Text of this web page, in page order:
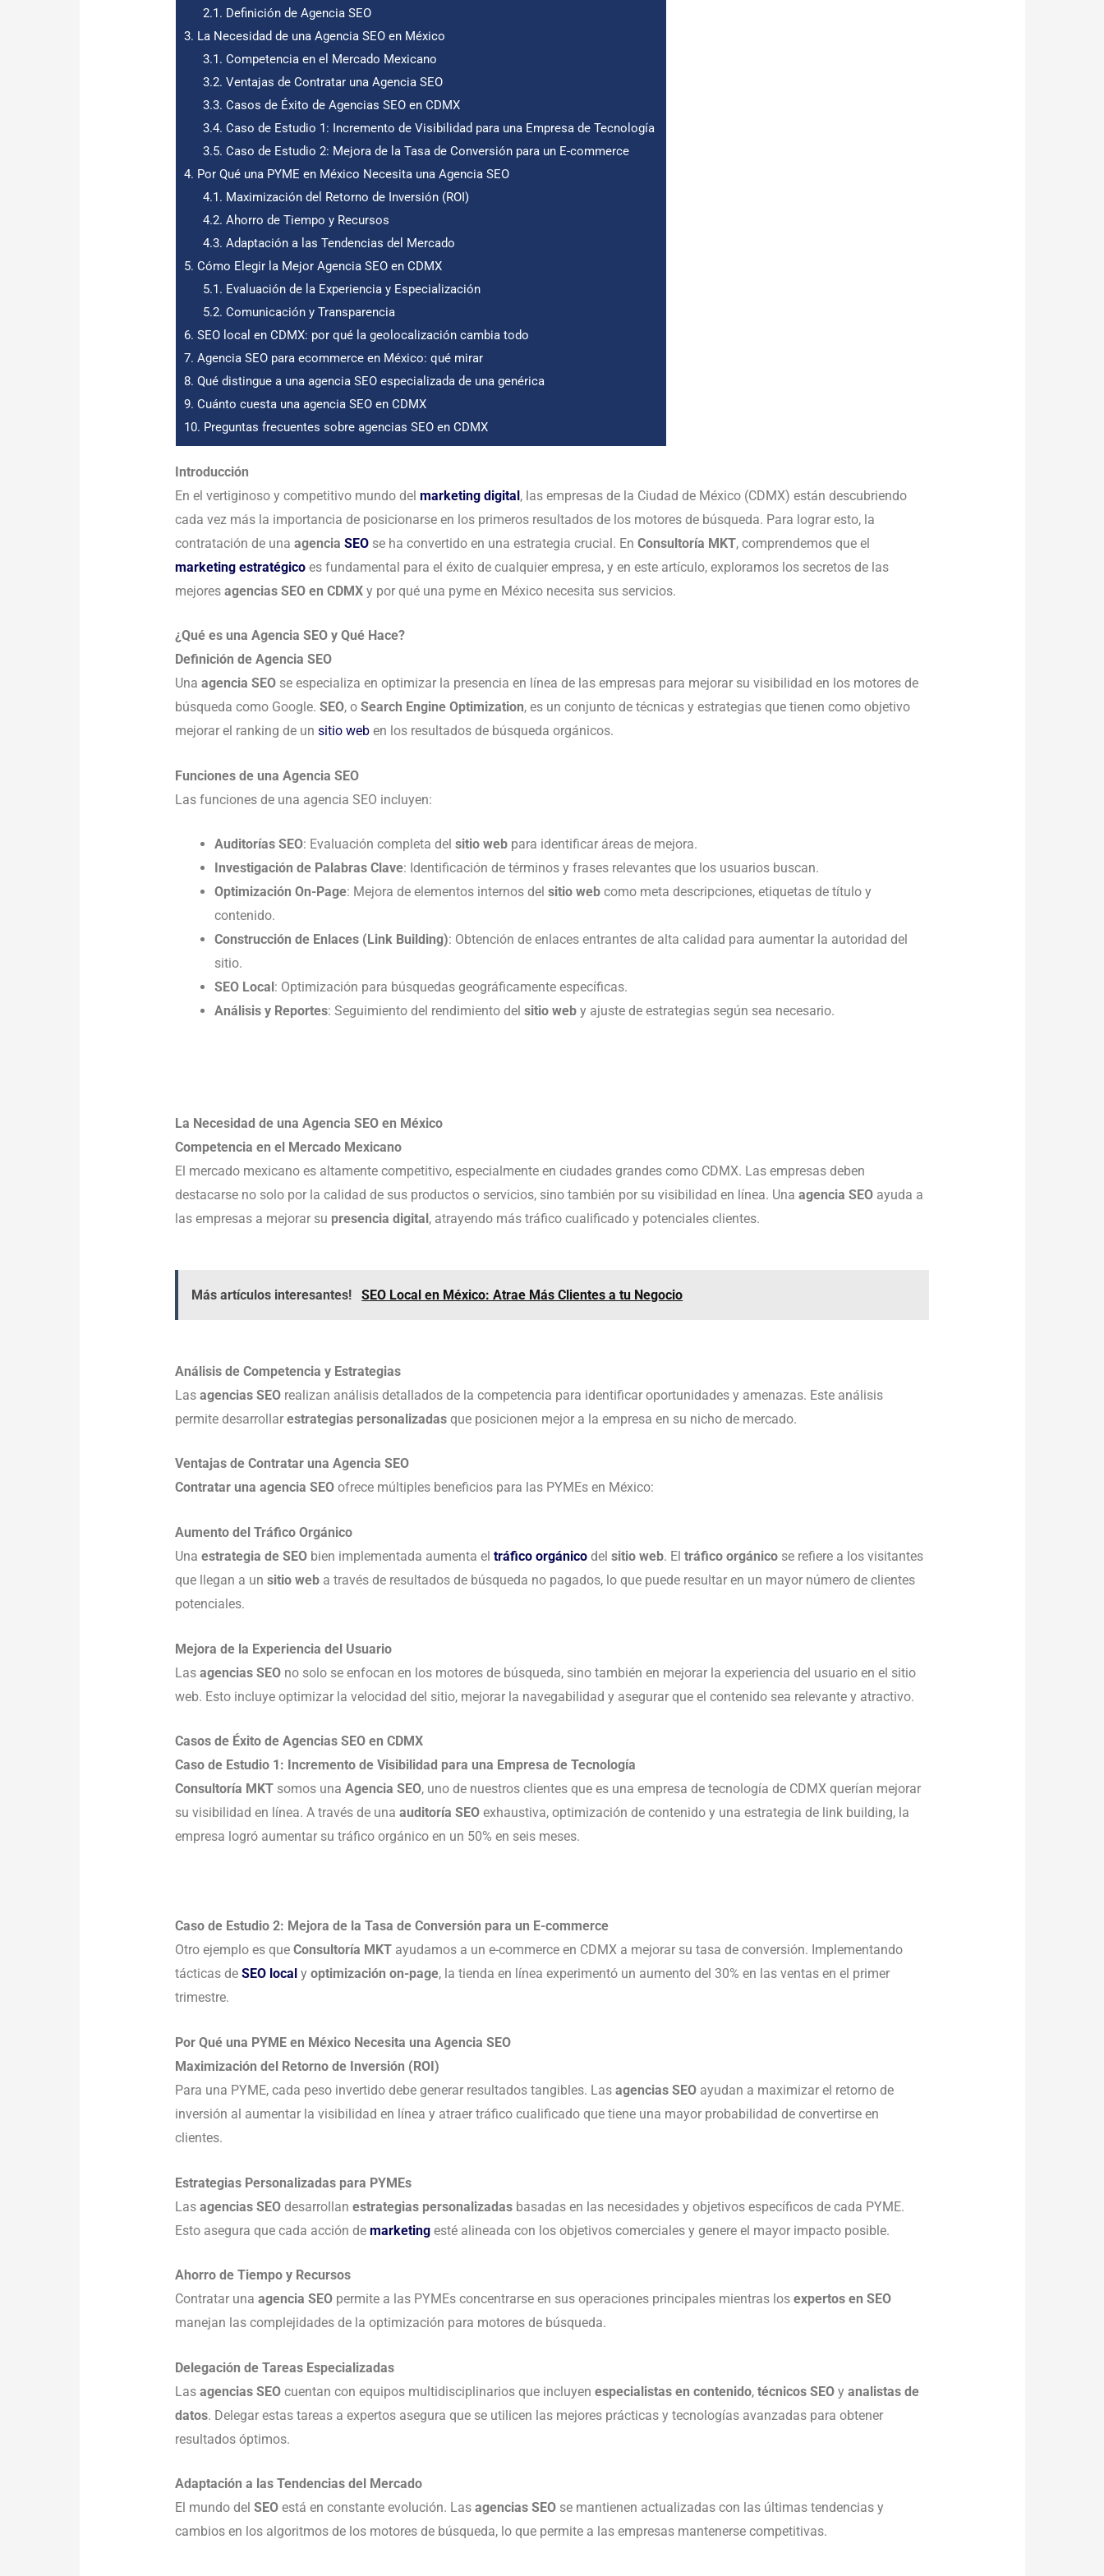
2.1. Definición de Agencia SEO
3. La Necesidad de una Agencia SEO en México
3.1. Competencia en el Mercado Mexicano
3.2. Ventajas de Contratar una Agencia SEO
3.3. Casos de Éxito de Agencias SEO en CDMX
3.4. Caso de Estudio 1: Incremento de Visibilidad para una Empresa de Tecnología
3.5. Caso de Estudio 2: Mejora de la Tasa de Conversión para un E-commerce
4. Por Qué una PYME en México Necesita una Agencia SEO
4.1. Maximización del Retorno de Inversión (ROI)
4.2. Ahorro de Tiempo y Recursos
4.3. Adaptación a las Tendencias del Mercado
5. Cómo Elegir la Mejor Agencia SEO en CDMX
5.1. Evaluación de la Experiencia y Especialización
5.2. Comunicación y Transparencia
6. SEO local en CDMX: por qué la geolocalización cambia todo
7. Agencia SEO para ecommerce en México: qué mirar
8. Qué distingue a una agencia SEO especializada de una genérica
9. Cuánto cuesta una agencia SEO en CDMX
10. Preguntas frecuentes sobre agencias SEO en CDMX
Introducción
En el vertiginoso y competitivo mundo delmarketing digital, las empresas de la Ciudad de México (CDMX) están descubriendo
cada vez más la importancia de posicionarse en los primeros resultados de los motores de búsqueda. Para lograr esto, la
contratación de unaagenciaSEO se ha convertido en una estrategia crucial. EnConsultoría MKT, comprendemos que el
marketing estratégico es fundamental para el éxito de cualquier empresa, y en este artículo, exploramos los secretos de las
mejoresagencias SEO en CDMX y por qué una pyme en México necesita sus servicios.
¿Qué es una Agencia SEO y Qué Hace?
Definición de Agencia SEO
Unaagencia SEO se especializa en optimizar la presencia en línea de las empresas para mejorar su visibilidad en los motores de
búsqueda como Google.SEO, oSearch Engine Optimization, es un conjunto de técnicas y estrategias que tienen como objetivo
mejorar el ranking de unsitio web en los resultados de búsqueda orgánicos.
Funciones de una Agencia SEO
Las funciones de una agencia SEO incluyen:
Auditorías SEO: Evaluación completa delsitio web para identificar áreas de mejora.
Investigación de Palabras Clave: Identificación de términos y frases relevantes que los usuarios buscan.
Optimización On-Page: Mejora de elementos internos delsitio web como meta descripciones, etiquetas de título y
contenido.
Construcción de Enlaces (Link Building): Obtención de enlaces entrantes de alta calidad para aumentar la autoridad del
sitio.
SEO Local : Optimización para búsquedas geográficamente específicas.
Análisis y Reportes: Seguimiento del rendimiento delsitio web y ajuste de estrategias según sea necesario.
La Necesidad de una Agencia SEO en México
Competencia en el Mercado Mexicano
El mercado mexicano es altamente competitivo, especialmente en ciudades grandes como CDMX. Las empresas deben
destacarse no solo por la calidad de sus productos o servicios, sino también por su visibilidad en línea. Unaagencia SEO ayuda a
las empresas a mejorar su presencia digital, atrayendo más tráfico cualificado y potenciales clientes.
Más artículos interesantes! SEO Local en México: Atrae Más Clientes a tu Negocio
Análisis de Competencia y Estrategias
Lasagencias SEO realizan análisis detallados de la competencia para identificar oportunidades y amenazas. Este análisis
permite desarrollarestrategias personalizadas que posicionen mejor a la empresa en su nicho de mercado.
Ventajas de Contratar una Agencia SEO
Contratar una agencia SEO ofrece múltiples beneficios para las PYMEs en México:
Aumento del Tráfico Orgánico
Unaestrategia de SEO bien implementada aumenta el tráfico orgánico delsitio web. Eltráfico orgánico se refiere a los visitantes
que llegan a unsitio web a través de resultados de búsqueda no pagados, lo que puede resultar en un mayor número de clientes
potenciales.
Mejora de la Experiencia del Usuario
Las agencias SEO no solo se enfocan en los motores de búsqueda, sino también en mejorar la experiencia del usuario en el sitio
web. Esto incluye optimizar la velocidad del sitio, mejorar la navegabilidad y asegurar que el contenido sea relevante y atractivo.
Casos de Éxito de Agencias SEO en CDMX
Caso de Estudio 1: Incremento de Visibilidad para una Empresa de Tecnología
Consultoría MKT somos unaAgencia SEO, uno de nuestros clientes que es una empresa de tecnología de CDMX querían mejorar
su visibilidad en línea. A través de unaauditoría SEO exhaustiva, optimización de contenido y una estrategia de link building, la
empresa logró aumentar su tráfico orgánico en un 50% en seis meses.
Caso de Estudio 2: Mejora de la Tasa de Conversión para un E-commerce
Otro ejemplo es queConsultoría MKT ayudamos a un e-commerce en CDMX a mejorar su tasa de conversión. Implementando
tácticas deSEO local yoptimización on-page, la tienda en línea experimentó un aumento del 30% en las ventas en el primer
trimestre.
Por Qué una PYME en México Necesita una Agencia SEO
Maximización del Retorno de Inversión (ROI)
Para una PYME, cada peso invertido debe generar resultados tangibles. Lasagencias SEO ayudan a maximizar el retorno de
inversión al aumentar la visibilidad en línea y atraer tráfico cualificado que tiene una mayor probabilidad de convertirse en
clientes.
Estrategias Personalizadas para PYMEs
Lasagencias SEO desarrollanestrategias personalizadas basadas en las necesidades y objetivos específicos de cada PYME.
Esto asegura que cada acción demarketing esté alineada con los objetivos comerciales y genere el mayor impacto posible.
Ahorro de Tiempo y Recursos
Contratar unaagencia SEO permite a las PYMEs concentrarse en sus operaciones principales mientras losexpertos en SEO
manejan las complejidades de la optimización para motores de búsqueda.
Delegación de Tareas Especializadas
Las agencias SEO cuentan con equipos multidisciplinarios que incluyenespecialistas en contenido,técnicos SEO yanalistas de
datos. Delegar estas tareas a expertos asegura que se utilicen las mejores prácticas y tecnologías avanzadas para obtener
resultados óptimos.
Adaptación a las Tendencias del Mercado
El mundo delSEO está en constante evolución. Lasagencias SEO se mantienen actualizadas con las últimas tendencias y
cambios en los algoritmos de los motores de búsqueda, lo que permite a las empresas mantenerse competitivas.